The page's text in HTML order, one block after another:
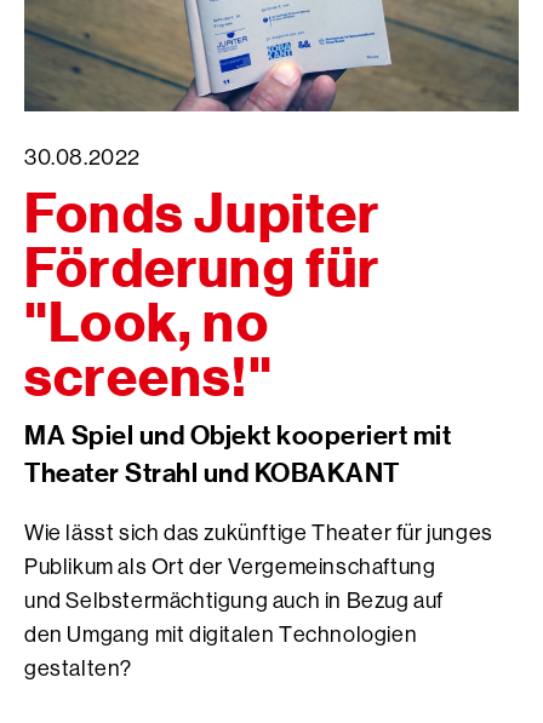
30.08.2022
Fonds Jupiter
Förderung für
"Look, no
screens!"
MA Spiel und Objekt kooperiert mit
Theater Strahl und KOBAKANT
Wie lässt sich das zukünftige Theater für junges
Publikum als Ort der Vergemeinschaftung
und Selbstermächtigung auch in Bezug auf
den Umgang mit digitalen Technologien
gestalten?